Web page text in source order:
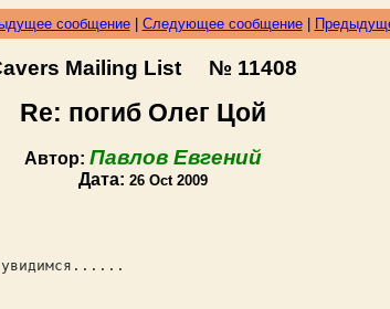
сообщение| Следующее сообщение|
Mailing List № 11408
Re: погиб Олег Цой
Автор: Павлов Евгений
Дата: 26 Oct 2009
увидимся......